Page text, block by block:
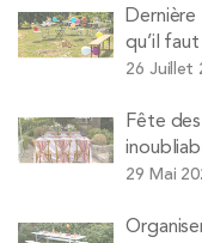
qu’il
avec
26 Juillet
Fête
la
29 Mai